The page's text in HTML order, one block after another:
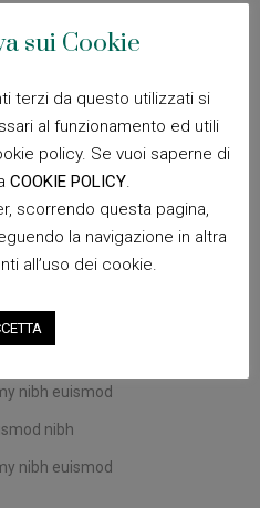
Ut wisi enim ad
ex ea commodo consequat.
nibh euismod
nibh
nibh euismod
nibh euismod
nibh
nibh euismod
sui Cookie
terzi da questo utilizzati si
al funzionamento ed utili
policy. Se vuoi saperne di
COOKIE POLICY.
scorrendo questa pagina,
la navigazione in altra
all’uso dei cookie.